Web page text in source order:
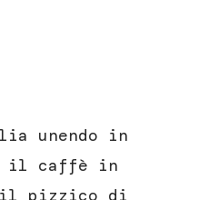
unendo in
il caffè in
il pizzico di